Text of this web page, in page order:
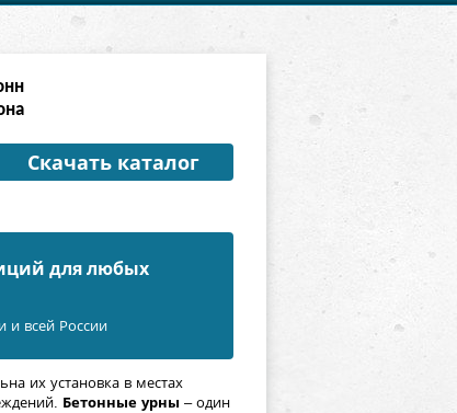
Скачать каталог
для любых
и всей России
их установка в местах
Бетонные урны – один